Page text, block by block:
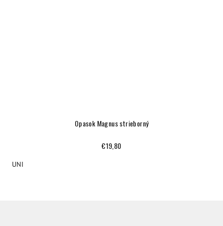
Opasok Magnus strieborný
€19,80
UNI